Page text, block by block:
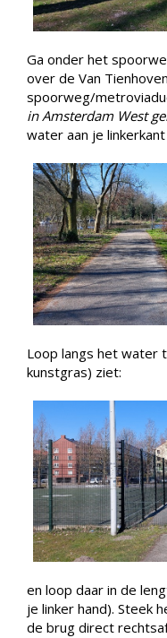
Ga onder het
over de Van
spoorweg/
in Amsterdam West
water aan je
Loop langs het water
kunstgras) ziet:
en loop daar in de
je linker hand). Steek
de brug direct